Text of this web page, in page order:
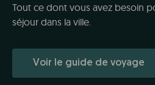
Tout ce dont vous avez besoin
séjour dans la ville.
Voir le guide de voyage